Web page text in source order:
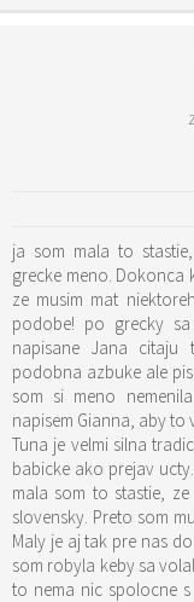
ja som mala to
grecke meno. Dokonca
ze musim mat
podobe! po grecky
napisane Jana citaju
podobna azbuke ale
som si meno
napisem Gianna, aby to
Tuna je velmi silna
babicke ako prejav
mala som to stastie,
slovensky. Preto som
Maly je aj tak pre nas
som robyla keby sa
to nema nic spolocne